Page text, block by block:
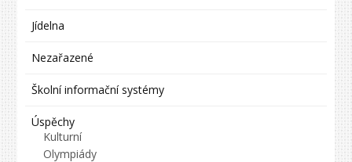
Jídelna
Nezařazené
Školní informační systémy
Úspěchy
Kulturní
Olympiády